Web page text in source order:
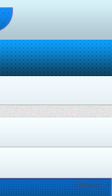
Онлайн: 1